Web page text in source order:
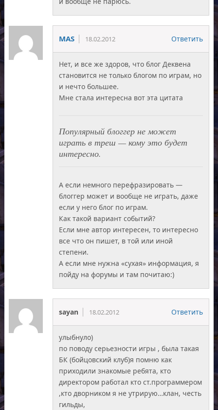
MAS 18.02.2012 Ответить
Нет, и все же здоров, что блог Деквена
становится не только блогом по играм, но
и нечто большее.
Мне стала интересна вот эта цитата
Популярный блоггер не может
играть в треш — кому это будет
интересно.
А если немного перефразировать —
блоггер может и вообще не играть, даже
если у него блог по играм.
Как такой вариант событий?
Если мне автор интересен, то интересно
все что он пишет, в той или иной
степени.
А если мне нужна «сухая» информация, я
пойду на форумы и там почитаю:)
sayan 18.02.2012 Ответить
улыбнуло)
по поводу серьезности игры , была такая
БК (бойцовский клуб)я помню как
приходили знакомые ребята, кто
директором работал кто ст.программером
,кто дворником я не утрирую…клан, честь
гильды,